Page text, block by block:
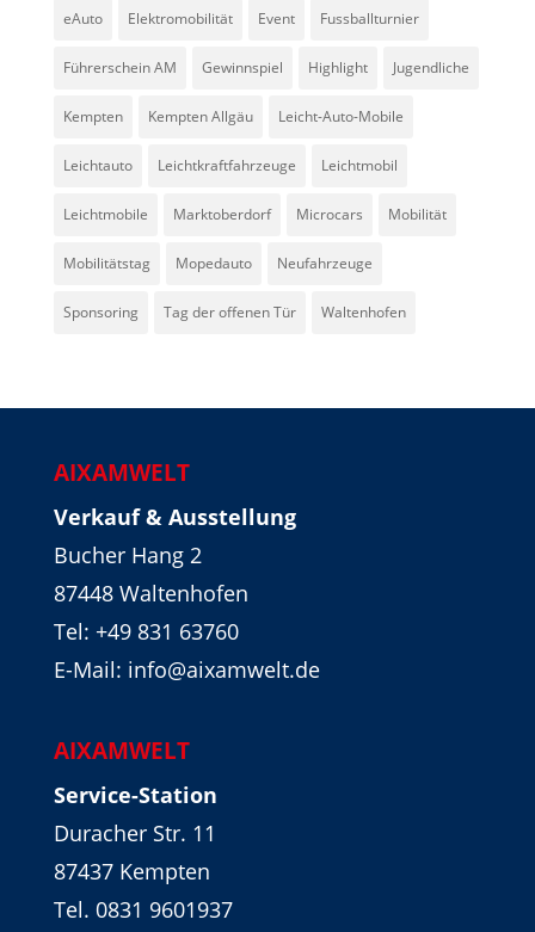
eAuto Elektromobilität Event Fussballturnier
Führerschein AM Gewinnspiel Highlight Jugendliche
Kempten Kempten Allgäu Leicht-Auto-Mobile
Leichtauto Leichtkraftfahrzeuge Leichtmobil
Leichtmobile Marktoberdorf Microcars Mobilität
Mobilitätstag Mopedauto Neufahrzeuge
Sponsoring Tag der offenen Tür Waltenhofen
AIXAMWELT
Verkauf & Ausstellung
Bucher Hang 2
87448 Waltenhofen
Tel: +49 831 63760
E-Mail: info@aixamwelt.de
AIXAMWELT
Service-Station
Duracher Str. 11
87437 Kempten
Tel. 0831 9601937